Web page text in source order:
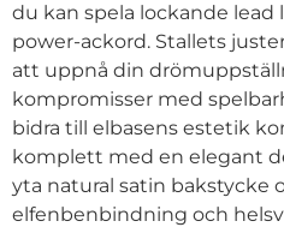
du kan spela lockande lead
power-ackord. Stallets
att uppnå din
kompromisser med
bidra till elbasens estetik
komplett med en elegant
yta natural satin bakstycke
elfenbenbindning och